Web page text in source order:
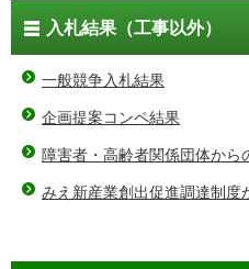
入札結果（工事以外）
一般競争入札結果
企画提案コンペ結果
障害者・高齢者関係団体から
みえ新産業創出促進調達制度